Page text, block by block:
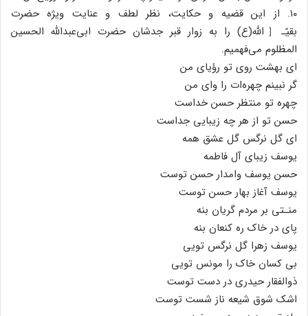
۱۰. از این قضیه و حکایت، نظر لطف و عنایت ویژه حضرت
بقیّـ［الله(ع) را به زوار قبر جدشان حضرت ابی‌عبدالله الحسین
المظلوم می‌فهمیم.
ای بهشت روی تو رؤیای من
گر نبینم چهره‌ات را وای من
چهره تو منتظر حسن خداست
حسن تو از هر چه زیبایی جداست
ای گل نرگس گل عشق همه
یوسف زیبای آل فاطمه
حسن یوسف وامدار حسن توست
یوسف آغاز بهار حسن توست
منـتی بر مردم گریان بنه
پای در خاک ره کنعان بنه
یوسف زهرا گل نرگس تویی
بی کسان خاک را مونس تویی
ذوالفقار حیدری در دست توست
اشک شوق شیعه ناز شست توست